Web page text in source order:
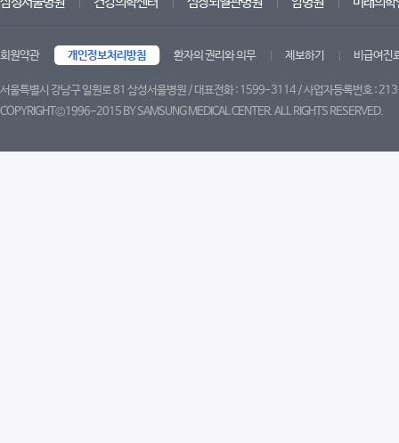
회원약관 개인정보처리방침 환자의 권리와 의무 제보하기 비급여진
서울특별시 강남구 일원로 81 삼성서울병원 / 대표전화 : 1599-3114 / 사업자등록번호 :
COPYRIGHT©1996-2015 BY SAMSUNG MEDICAL CENTER. ALL RIGHTS RESERVED.